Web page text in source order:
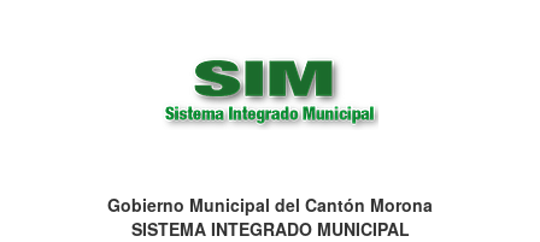
Gobierno Municipal del Cantón Morona
SISTEMA INTEGRADO MUNICIPAL